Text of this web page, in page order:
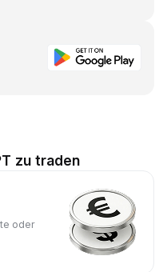
zu traden
oder